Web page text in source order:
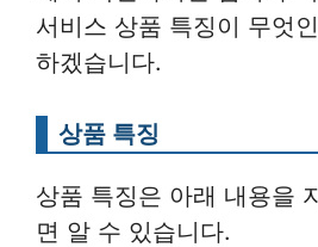
서비스 상품 특징이 무엇
하겠습니다.
상품 특징
상품 특징은 아래 내용을
면 알 수 있습니다.